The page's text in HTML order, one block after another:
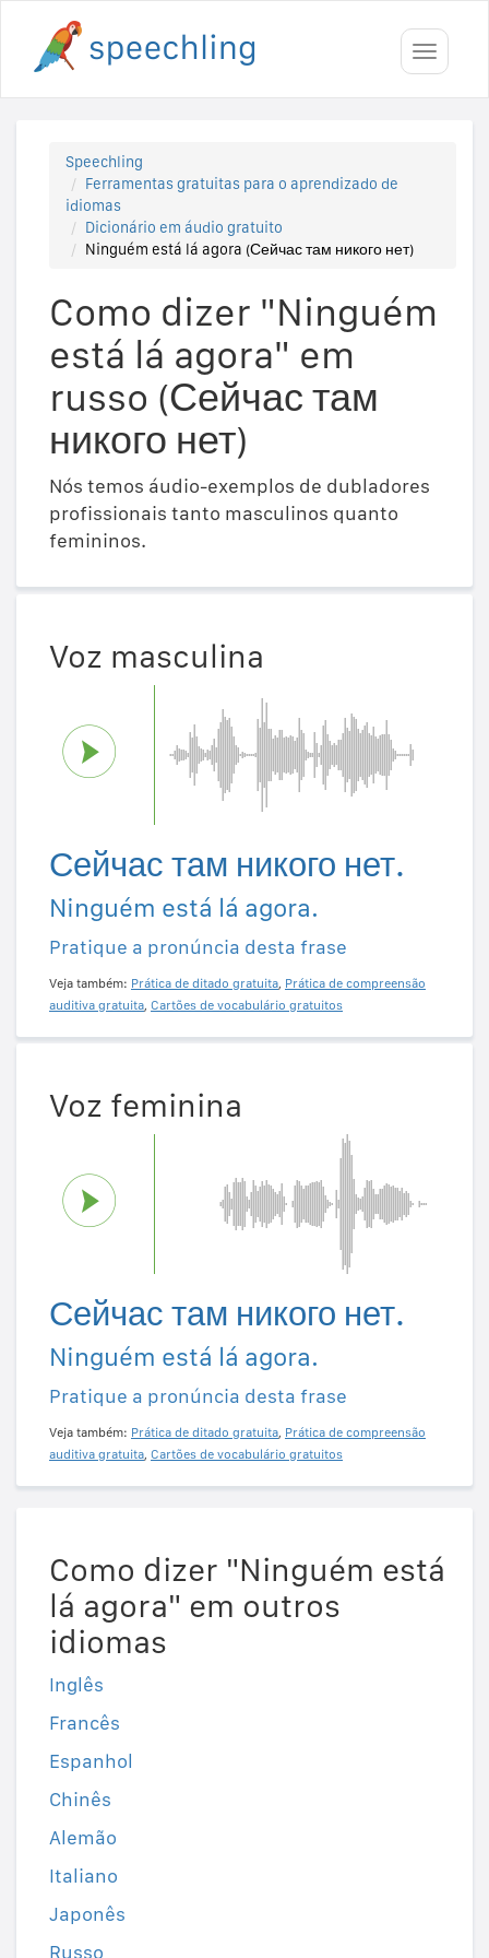
Toggle
Speechling
Ferramentas gratuitas para o aprendizado de
idiomas
Dicionário em áudio gratuito
Ninguém está lá agora (Сейчас там никого нет)
Como dizer "Ninguém
está lá agora" em
russo (Сейчас там
никого нет)
Nós temos áudio-exemplos de dubladores
profissionais tanto masculinos quanto
femininos.
Voz masculina
Сейчас там никого нет.
Ninguém está lá agora.
Pratique a pronúncia desta frase
Veja também: Prática de ditado gratuita, Prática de compreensão
auditiva gratuita, Cartões de vocabulário gratuitos
Voz feminina
Сейчас там никого нет.
Ninguém está lá agora.
Pratique a pronúncia desta frase
Veja também: Prática de ditado gratuita, Prática de compreensão
auditiva gratuita, Cartões de vocabulário gratuitos
Como dizer "Ninguém está
lá agora" em outros
idiomas
Inglês
Francês
Espanhol
Chinês
Alemão
Italiano
Japonês
Russo